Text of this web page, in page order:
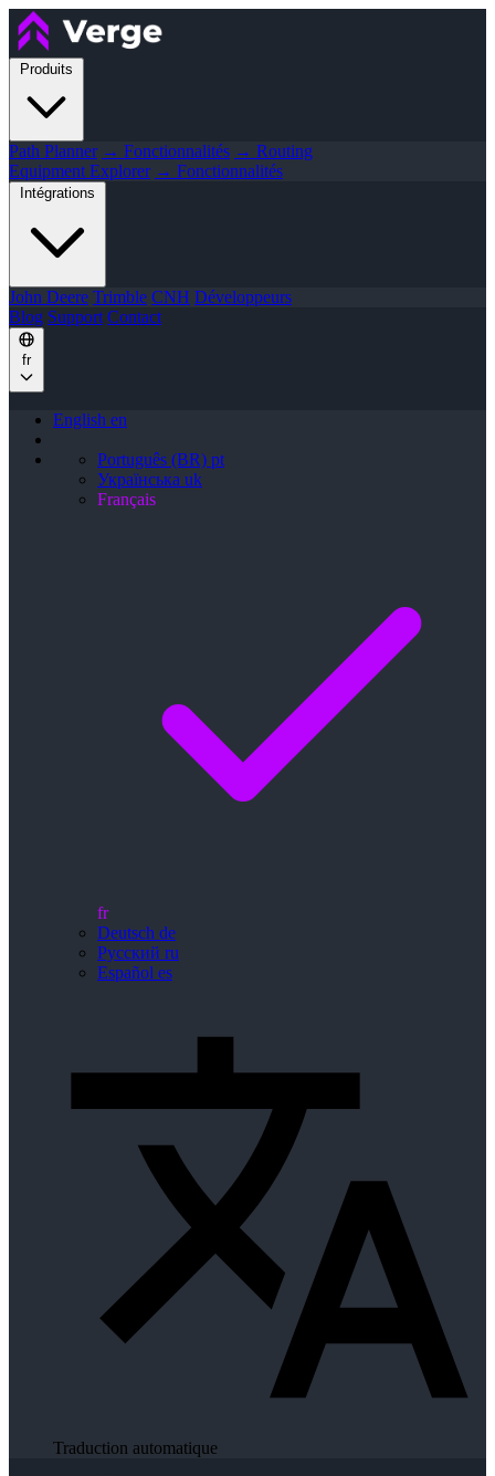
Produits
Path Planner → Fonctionnalités → Routing
Equipment Explorer → Fonctionnalités
Intégrations
John Deere Trimble CNH Développeurs
Blog Support Contact
fr
English en
Português (BR) pt
Українська uk
Français
fr
Deutsch de
Русский ru
Español es
Traduction automatique